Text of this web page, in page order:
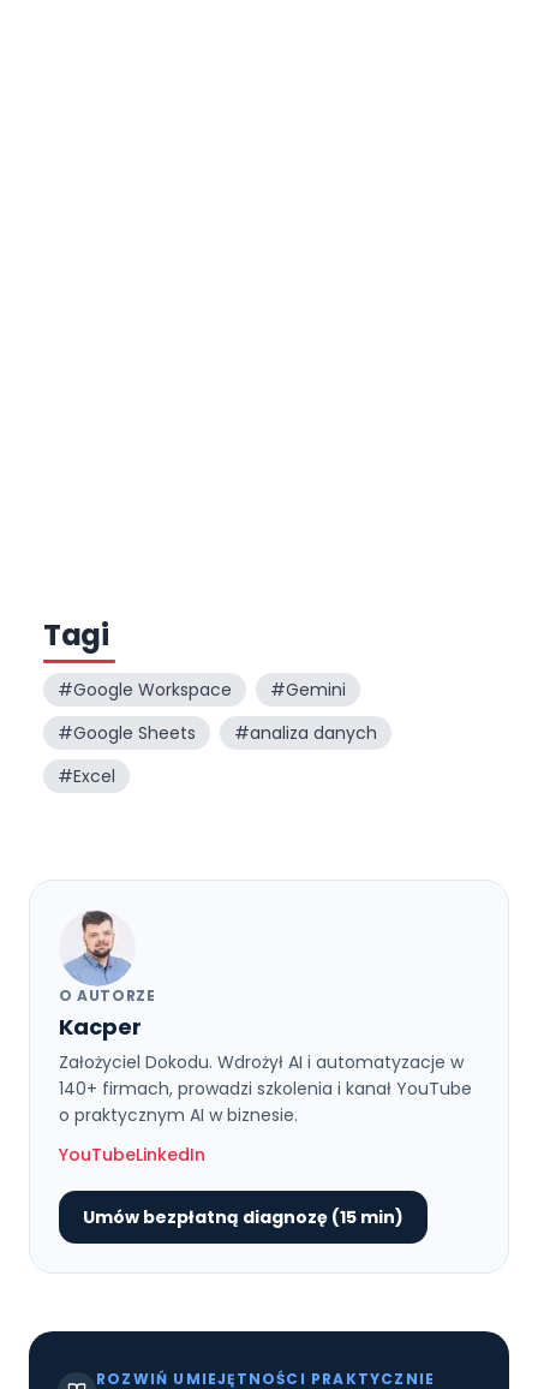
Tagi
#Google Workspace #Gemini
#Google Sheets #analiza danych
#Excel
O AUTORZE
Kacper
Założyciel Dokodu. Wdrożył AI i automatyzacje w
140+ firmach, prowadzi szkolenia i kanał YouTube
o praktycznym AI w biznesie.
YouTubeLinkedIn
Umów bezpłatną diagnozę (15 min)
ROZWIŃ UMIEJĘTNOŚCI PRAKTYCZNIE